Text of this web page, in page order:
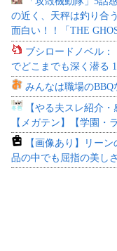
の近く、天秤は釣り合
面白い！！「THE
ブシロードノベル
でどこまでも深く潜る
みんなは職場のBBQ
【やる夫スレ紹介
【メガテン】【学園・
【画像あり】リー
品の中でも屈指の美し